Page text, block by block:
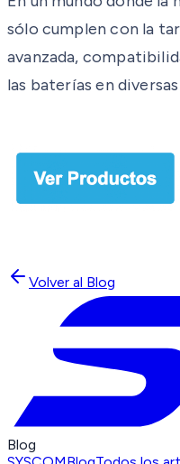
sólo cumplen con la
avanzada,
las baterías en
Volver al Blog
Blog